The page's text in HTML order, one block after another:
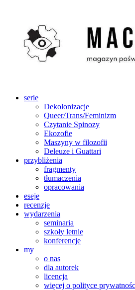
serie
Dekolonizacje
Queer/Trans/Feminizm
Czytanie Spinozy
Ekozofie
Maszyny w filozofii
Deleuze i Guattari
przybliżenia
fragmenty
tłumaczenia
opracowania
eseje
recenzje
wydarzenia
seminaria
szkoły letnie
konferencje
my
o nas
dla autorek
licencja
więcej o polityce